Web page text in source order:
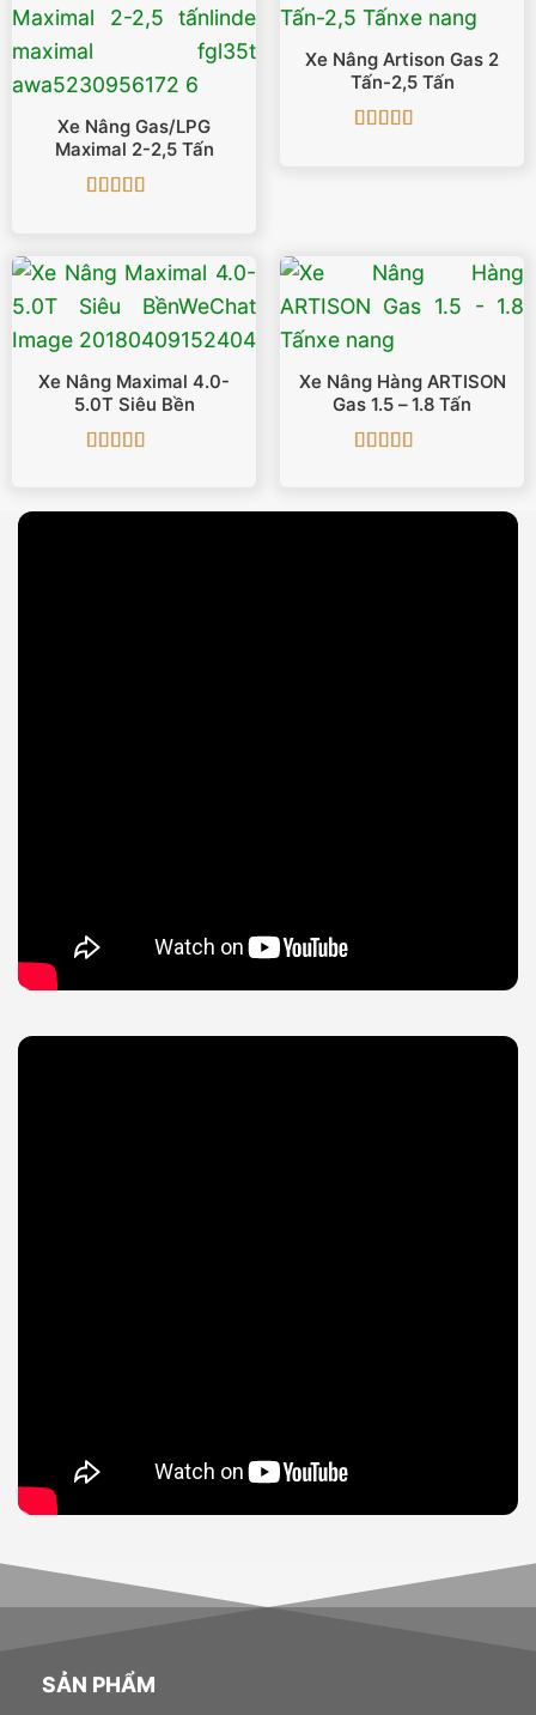
Xe Nâng Gas/LPG
Maximal 2-2,5 Tấn
Xe Nâng Artison Gas 2
Tấn-2,5 Tấn
Xe Nâng Maximal 4.0-
5.0T Siêu Bền
Xe Nâng Hàng ARTISON
Gas 1.5 – 1.8 Tấn
SẢN PHẨM